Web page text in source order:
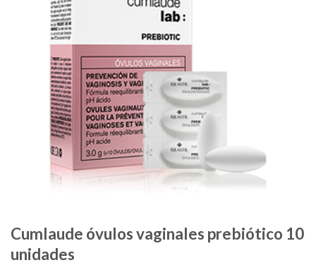
Cumlaude óvulos vaginales prebiótico 10
unidades